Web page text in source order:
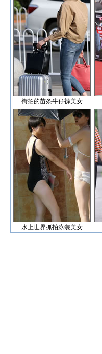
街拍的苗条牛仔裤美女
水上世界抓拍泳装美女